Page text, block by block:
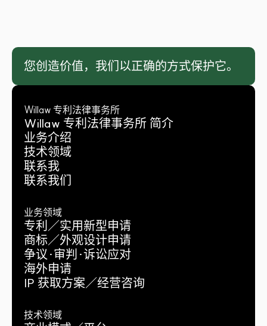
您创造价值，我们以正确的方式保护它。
Willaw 专利法律事务所
Willaw 专利法律事务所 简介
业务介绍
技术领域
联系我
联系我们
业务领域
专利／实用新型申请
商标／外观设计申请
争议·审判·诉讼应对
海外申请
IP 获取方案／经营咨询
技术领域